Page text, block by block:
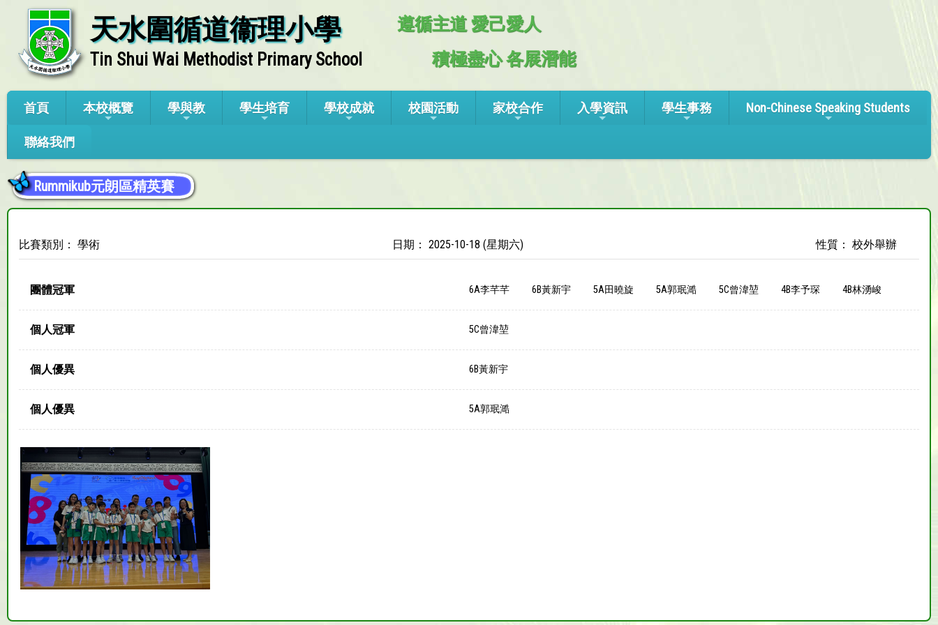
天水圍循道衞理小學
Tin Shui Wai Methodist Primary School
遵循主道 愛己愛人
積極盡心 各展潛能
首頁 本校概覽 學與教 學生培育 學校成就 校園活動 家校合作 入學資訊 學生事務 Non-Chinese Speaking Students
聯絡我們
Rummikub元朗區精英賽
比賽類別： 學術 日期： 2025-10-18 (星期六) 性質： 校外舉辦
團體冠軍 6A李芊芊 6B黃新宇 5A田曉旋 5A郭珉㵆 5C曾湋堃 4B李予琛 4B林湧峻
個人冠軍 5C曾湋堃
個人優異 6B黃新宇
個人優異 5A郭珉㵆